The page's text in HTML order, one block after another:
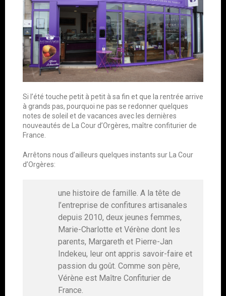
Si l’été touche petit à petit à sa fin et que la rentrée arrive
à grands pas, pourquoi ne pas se redonner quelques
notes de soleil et de vacances avec les dernières
nouveautés de La Cour d’Orgères, maître confiturier de
France.
Arrêtons nous d’ailleurs quelques instants sur La Cour
d’Orgères:
une histoire de famille. A la tête de
l’entreprise de confitures artisanales
depuis 2010, deux jeunes femmes,
Marie-Charlotte et Vérène dont les
parents, Margareth et Pierre-Jan
Indekeu, leur ont appris savoir-faire et
passion du goût. Comme son père,
Vérène est Maître Confiturier de
France.